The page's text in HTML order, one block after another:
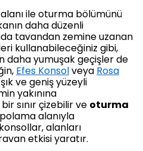
ile oturma bölümünü
daha düzenli
tavandan zemine uzanan
kullanabileceğiniz gibi,
daha yumuşak geçişler de
Efes Konsolveya Rosa
ve geniş yüzeyli
yakınına
sınır çizebilir ve oturma
alanıyla
alanları
etkisi yaratır.